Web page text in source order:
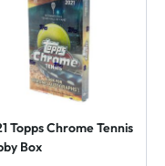
Topps Chrome Tennis
Box